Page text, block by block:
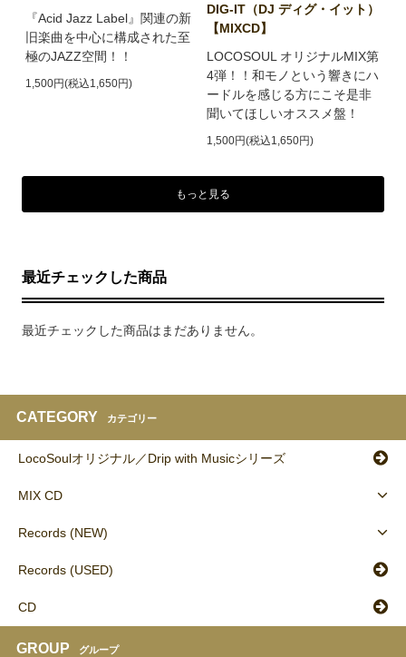
『Acid Jazz Label』関連の新
旧楽曲を中心に構成された至
極のJAZZ空間！！
1,500円(税込1,650円)
DIG-IT（DJ ディグ・イット）
【MIXCD】
LOCOSOUL オリジナルMIX第
4弾！！和モノという響きにハ
ードルを感じる方にこそ是非
聞いてほしいオススメ盤！
1,500円(税込1,650円)
もっと見る
最近チェックした商品
最近チェックした商品はまだありません。
CATEGORY カテゴリー
LocoSoulオリジナル／Drip with Musicシリーズ
MIX CD
Records (NEW)
Records (USED)
CD
GROUP グループ